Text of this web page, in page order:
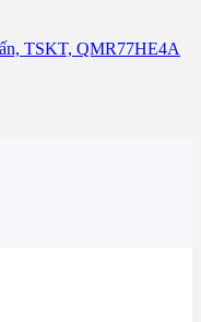
TSKT, QMR77HE4A